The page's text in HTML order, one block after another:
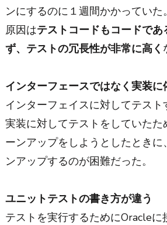
ンにするのに１週間かかっていた。
原因はテストコードもコードであ
ず、テストの冗長性が非常に高く
インターフェースではなく実装に
インターフェイスに対してテスト
実装に対してテストをしていたた
ーンアップをしようとしたとき
ンアップするのが困難だった。
ユニットテストの書き方が違う
テストを実行するためにOracleに